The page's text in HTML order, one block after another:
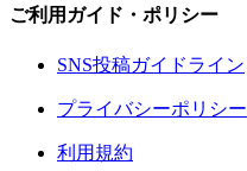
ご利用ガイド・ポリシー
SNS投稿ガイドライン
プライバシーポリシー
利用規約